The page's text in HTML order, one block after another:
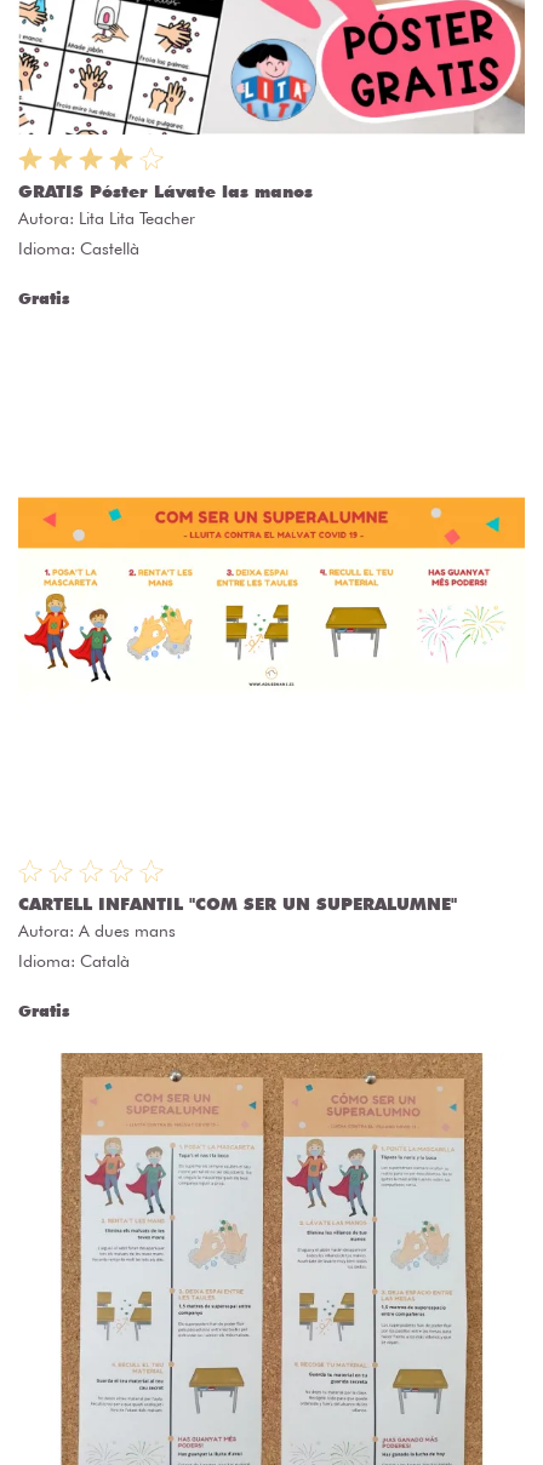
GRATIS Póster Lávate las manos
Autora: Lita Lita Teacher
Idioma: Castellà
Gratis
CARTELL INFANTIL "COM SER UN SUPERALUMNE"
Autora: A dues mans
Idioma: Català
Gratis